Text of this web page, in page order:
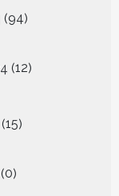
9494
12
producten
15
producten
00